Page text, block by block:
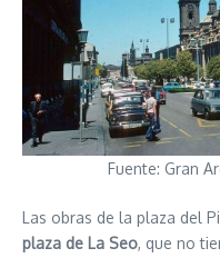
Fuente: Gran
Las obras de la plaza del
plaza de La Seo, que no